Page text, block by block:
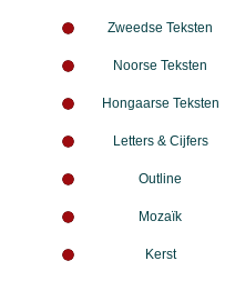
Zweedse Teksten
Noorse Teksten
Hongaarse Teksten
Letters & Cijfers
Outline
Mozaïk
Kerst